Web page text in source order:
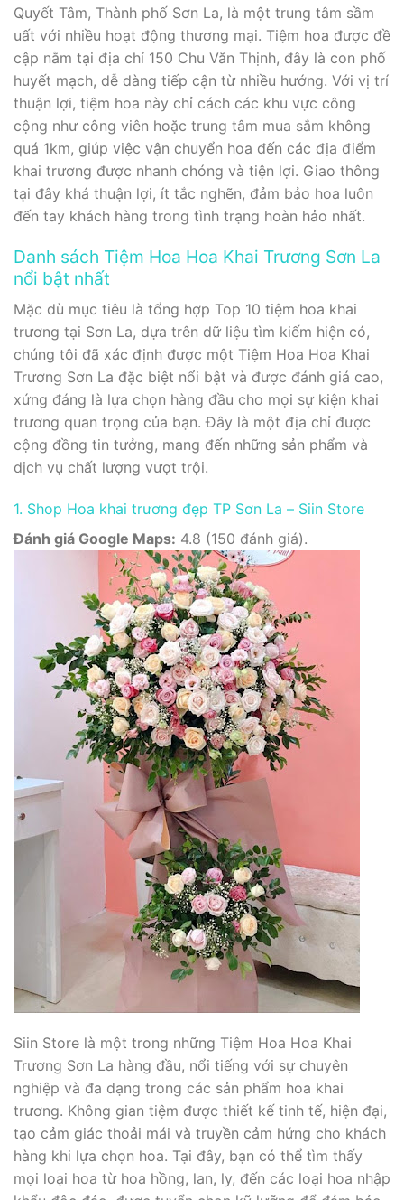
Quyết Tâm, Thành phố Sơn La, là một trung tâm sầm
uất với nhiều hoạt động thương mại. Tiệm hoa được đề
cập nằm tại địa chỉ 150 Chu Văn Thịnh, đây là con phố
huyết mạch, dễ dàng tiếp cận từ nhiều hướng. Với vị trí
thuận lợi, tiệm hoa này chỉ cách các khu vực công
cộng như công viên hoặc trung tâm mua sắm không
quá 1km, giúp việc vận chuyển hoa đến các địa điểm
khai trương được nhanh chóng và tiện lợi. Giao thông
tại đây khá thuận lợi, ít tắc nghẽn, đảm bảo hoa luôn
đến tay khách hàng trong tình trạng hoàn hảo nhất.
Danh sách Tiệm Hoa Hoa Khai Trương Sơn La
nổi bật nhất
Mặc dù mục tiêu là tổng hợp Top 10 tiệm hoa khai
trương tại Sơn La, dựa trên dữ liệu tìm kiếm hiện có,
chúng tôi đã xác định được một Tiệm Hoa Hoa Khai
Trương Sơn La đặc biệt nổi bật và được đánh giá cao,
xứng đáng là lựa chọn hàng đầu cho mọi sự kiện khai
trương quan trọng của bạn. Đây là một địa chỉ được
cộng đồng tin tưởng, mang đến những sản phẩm và
dịch vụ chất lượng vượt trội.
1. Shop Hoa khai trương đẹp TP Sơn La – Siin Store
Đánh giá Google Maps: 4.8 (150 đánh giá).
Siin Store là một trong những Tiệm Hoa Hoa Khai
Trương Sơn La hàng đầu, nổi tiếng với sự chuyên
nghiệp và đa dạng trong các sản phẩm hoa khai
trương. Không gian tiệm được thiết kế tinh tế, hiện đại,
tạo cảm giác thoải mái và truyền cảm hứng cho khách
hàng khi lựa chọn hoa. Tại đây, bạn có thể tìm thấy
mọi loại hoa từ hoa hồng, lan, ly, đến các loại hoa nhập